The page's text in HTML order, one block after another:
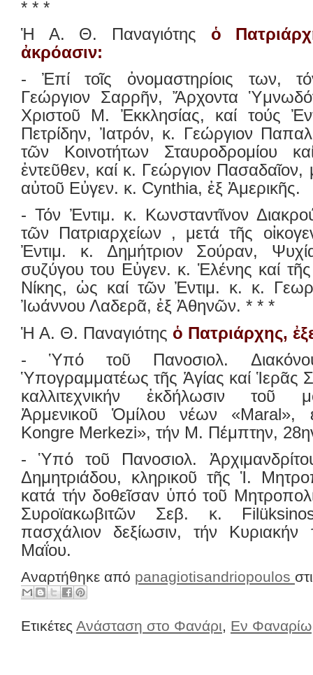
* * *
Ἡ Α. Θ. Παναγιότης ὁ
ἀκρόασιν:
- Ἐπί τοῖς ὀνομαστηρίοις των,
Γεώργιον Σαρρῆν, Ἄρχοντα
Χριστοῦ Μ. Ἐκκλησίας, καί τούς
Πετρίδην, Ἰατρόν, κ. Γεώργιον
τῶν Κοινοτήτων Σταυροδρομίου
ἐντεῦθεν, καί κ. Γεώργιον Πασαδαῖον,
αὐτοῦ Εὐγεν. κ. Cynthia, ἐξ Ἀμερικῆς.
- Τόν Ἐντιμ. κ. Κωνσταντῖνον
τῶν Πατριαρχείων , μετά τῆς
Ἐντιμ. κ. Δημήτριον Σούραν,
συζύγου του Εὐγεν. κ. Ἑλένης καί
Νίκης, ὡς καί τῶν Ἐντιμ. κ. κ.
Ἰωάννου Λαδερᾶ, ἐξ Ἀθηνῶν. * * *
Ἡ Α. Θ. Παναγιότης ὁ Πατριάρχης,
- Ὑπό τοῦ Πανοσιολ.
Ὑπογραμματέως τῆς Ἁγίας καί Ἱερᾶς
καλλιτεχνικήν ἐκδήλωσιν τοῦ
Ἀρμενικοῦ Ὁμίλου νέων
Kongre Merkezi», τήν Μ. Πέμπτην,
- Ὑπό τοῦ Πανοσιολ.
Δημητριάδου, κληρικοῦ τῆς Ἱ.
κατά τήν δοθεῖσαν ὑπό τοῦ
Συροϊακωβιτῶν Σεβ. κ.
πασχάλιον δεξίωσιν, τήν
Μαΐου.
Αναρτήθηκε από panagiotisandriopoulos
Ετικέτες Ανάσταση στο Φανάρι, Εν Φαναρίω